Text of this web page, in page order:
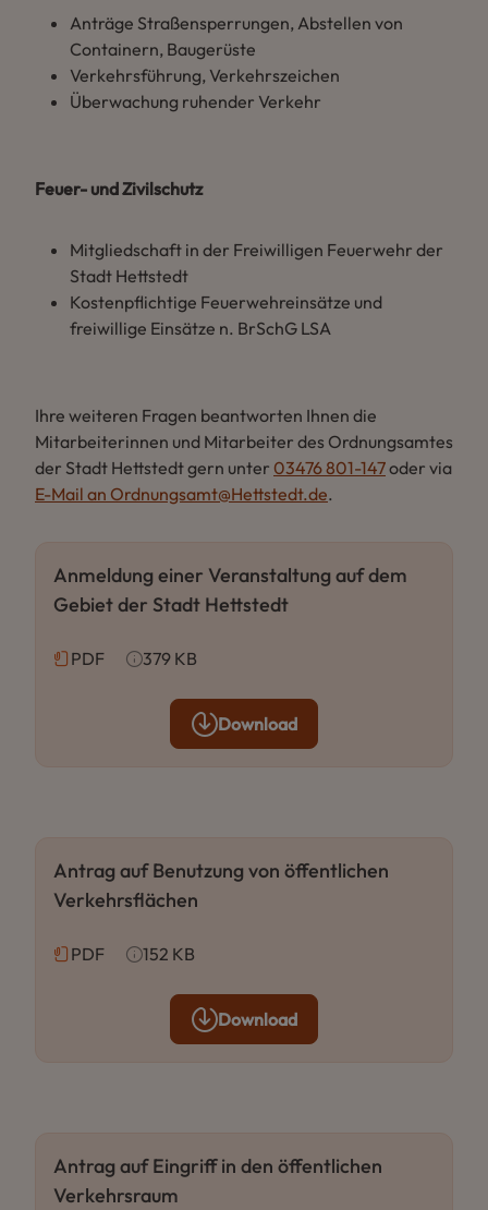
Anträge Straßensperrungen, Abstellen von
Containern, Baugerüste
Verkehrsführung, Verkehrszeichen
Überwachung ruhender Verkehr
Feuer- und Zivilschutz
Mitgliedschaft in der Freiwilligen Feuerwehr der
Stadt Hettstedt
Kostenpflichtige Feuerwehreinsätze und
freiwillige Einsätze n. BrSchG LSA
Ihre weiteren Fragen beantworten Ihnen die
Mitarbeiterinnen und Mitarbeiter des Ordnungsamtes
der Stadt Hettstedt gern unter 03476 801-147oder via
E-Mail an Ordnungsamt@Hettstedt.de.
Anmeldung einer Veranstaltung auf dem
Gebiet der Stadt Hettstedt
PDF 379 KB
Download
Antrag auf Benutzung von öffentlichen
Verkehrsflächen
PDF 152 KB
Download
Antrag auf Eingriff in den öffentlichen
Verkehrsraum